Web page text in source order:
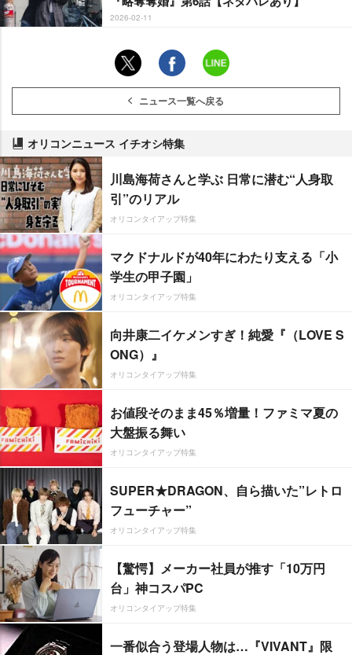
2026-02-11
ニュース一覧へ戻る
オリコンニュース イチオシ特集
川島海荷さんと学ぶ 日常に潜む“人身取
引”のリアル
オリコンタイアップ特集
マクドナルドが40年にわたり支える「小
学生の甲子園」
オリコンタイアップ特集
向井康二イケメンすぎ！純愛『（LOVE S
ONG）』
オリコンタイアップ特集
お値段そのまま45％増量！ファミマ夏の
大盤振る舞い
オリコンタイアップ特集
SUPER★DRAGON、自ら描いた”レトロ
フューチャー”
オリコンタイアップ特集
【驚愕】メーカー社員が推す「10万円
台」神コスパPC
オリコンタイアップ特集
一番似合う登場人物は…『VIVANT』限